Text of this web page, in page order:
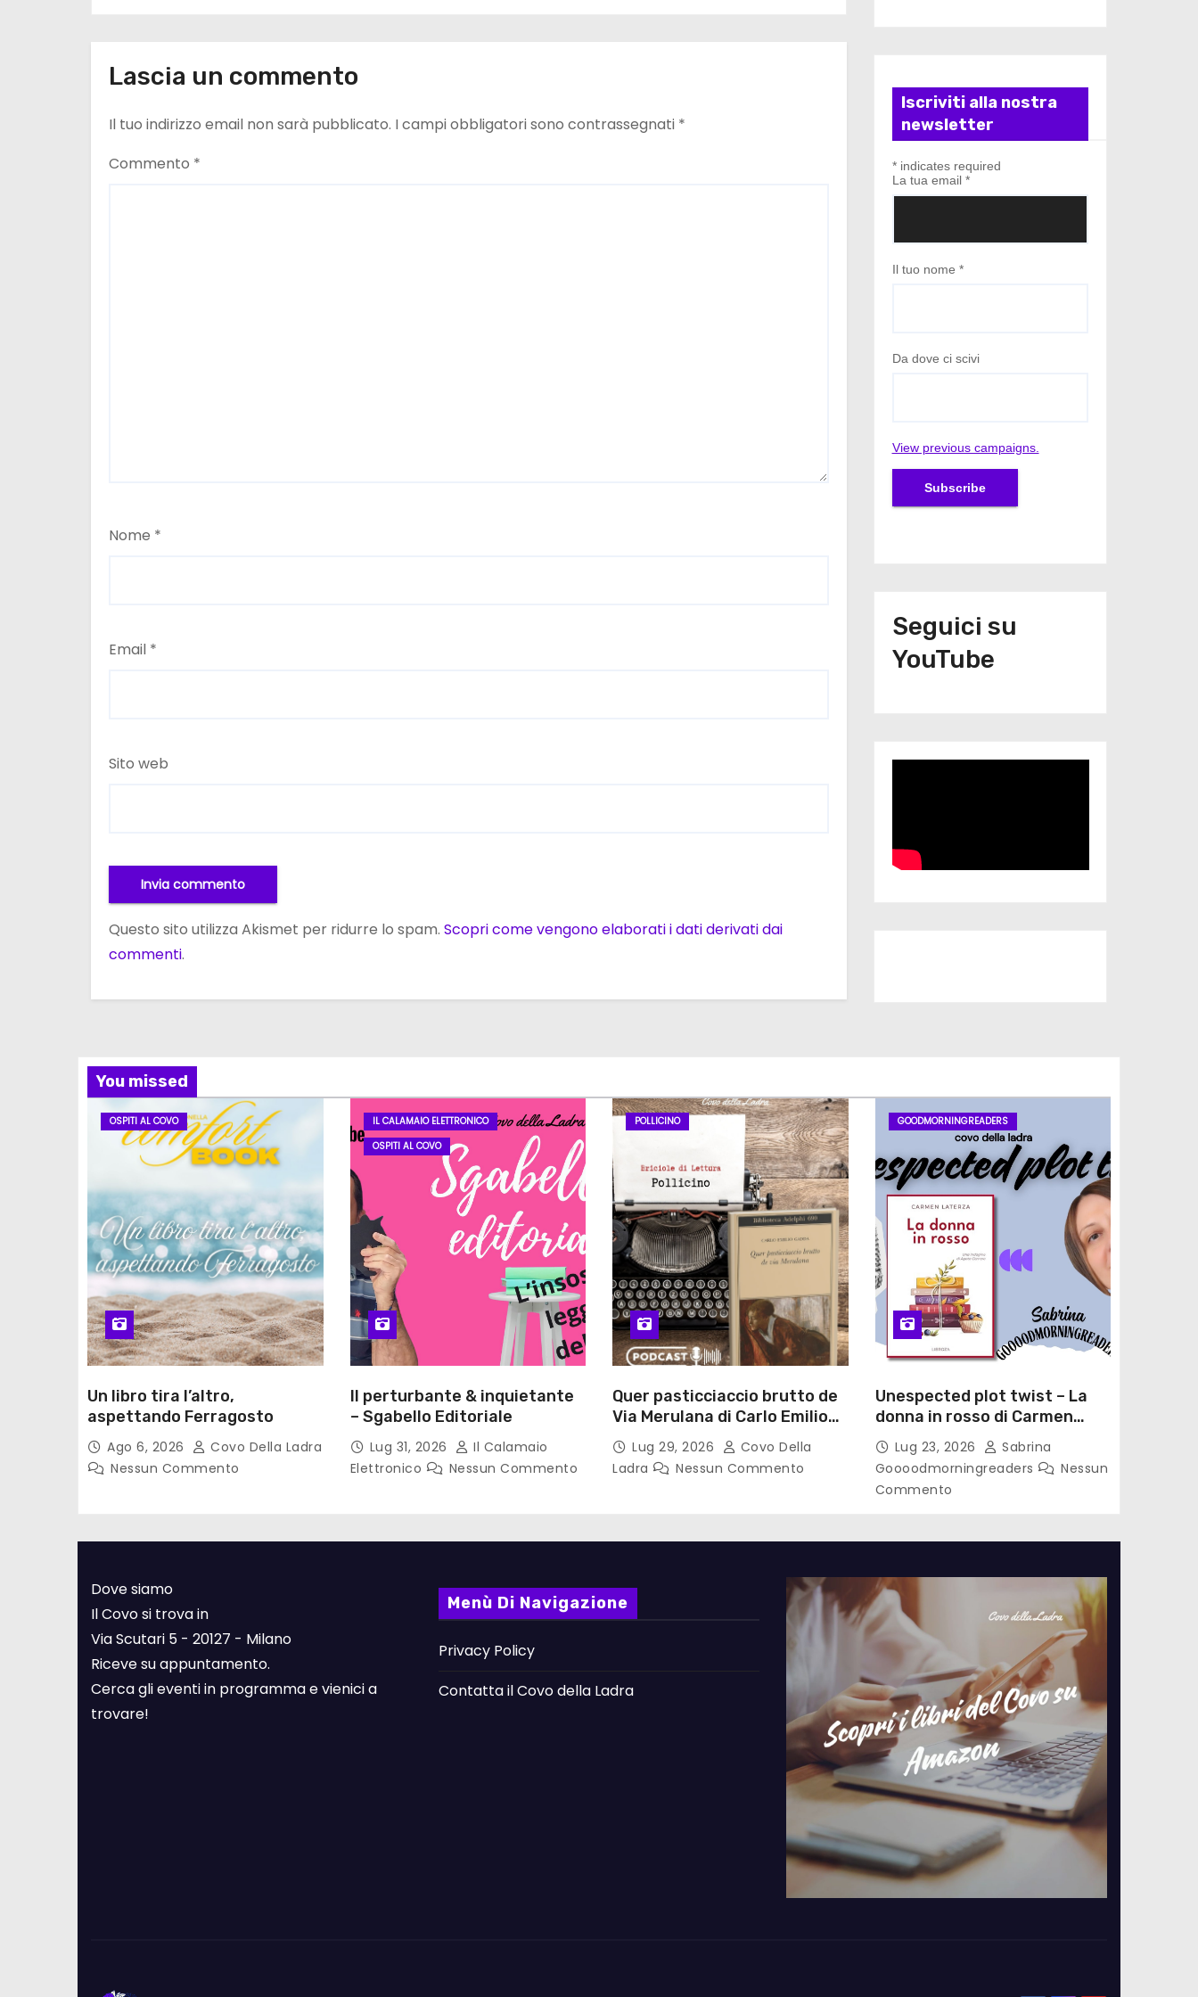
n
e
a
Lascia un commento
Il tuo indirizzo email non sarà pubblicato. I campi obbligatori sono contrassegnati *
Commento *
Nome *
Email *
Sito web
Questo sito utilizza Akismet per ridurre lo spam. Scopri come vengono elaborati i dati derivati dai
commenti.
Iscriviti alla nostra
newsletter
*indicates required
La tua email *
Il tuo nome *
Da dove ci scivi
View previous campaigns.
Seguici su
YouTube
You missed
OSPITI AL COVO
Un libro tira l’altro,
aspettando Ferragosto
Ago 6, 2026
Covo Della Ladra
Nessun Commento
IL CALAMAIO ELETTRONICO
OSPITI AL COVO
Il perturbante & inquietante
– Sgabello Editoriale
Lug 31, 2026
Il Calamaio
Elettronico
Nessun Commento
POLLICINO
Quer pasticciaccio brutto de
Via Merulana di Carlo Emilio
Gadda – Pollicino. Briciole di
lettura
Lug 29, 2026
Covo Della
Ladra
Nessun Commento
GOODMORNINGREADERS
Unespected plot twist – La
donna in rosso di Carmen
Laterza
Lug 23, 2026
Sabrina
Goooodmorningreaders
Nessun
Commento
Dove siamo
Il Covo si trova in
Via Scutari 5 - 20127 - Milano
Riceve su appuntamento.
Cerca gli eventi in programma e vienici a
trovare!
Menù Di Navigazione
Privacy Policy
Contatta il Covo della Ladra